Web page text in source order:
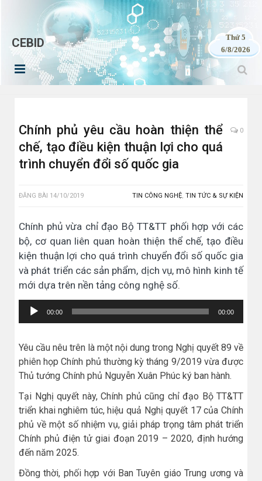
CEBID
Thứ 5
6/8/2026
Chính phủ yêu cầu hoàn thiện thể
chế, tạo điều kiện thuận lợi cho quá
trình chuyển đổi số quốc gia
0
ĐĂNG BÀI 14/10/2019 TIN CÔNG NGHỆ, TIN TỨC & SỰ KIỆN
Chính phủ vừa chỉ đạo Bộ TT&TT phối hợp với các
bộ, cơ quan liên quan hoàn thiện thể chế, tạo điều
kiện thuận lợi cho quá trình chuyển đổi số quốc gia
và phát triển các sản phẩm, dịch vụ, mô hình kinh tế
mới dựa trên nền tảng công nghệ số.
Trình
chơi
00:00 00:00
Yêu cầu nêu trên là một nội dung trong Nghị quyết 89 về
phiên họp Chính phủ thường kỳ tháng 9/2019 vừa được
Thủ tướng Chính phủ Nguyễn Xuân Phúc ký ban hành.
Tại Nghị quyết này, Chính phủ cũng chỉ đạo Bộ TT&TT
triển khai nghiêm túc, hiệu quả Nghị quyết 17 của Chính
phủ về một số nhiệm vụ, giải pháp trọng tâm phát triển
Chính phủ điện tử giai đoạn 2019 – 2020, định hướng
đến năm 2025.
Đồng thời, phối hợp với Ban Tuyên giáo Trung ương và